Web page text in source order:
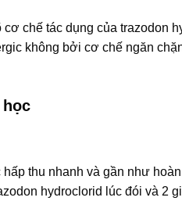
cơ chế tác dụng của trazodon
không bởi cơ chế ngăn
thu nhanh và gần như
hydroclorid lúc đói và 2